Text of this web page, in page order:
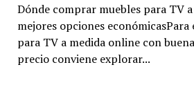
Dónde comprar muebles para TV
mejores opciones
para TV a medida online con
precio conviene explorar...